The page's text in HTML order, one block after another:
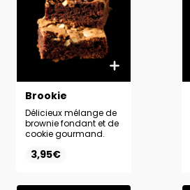
Brookie
Délicieux mélange de
brownie fondant et de
cookie gourmand.
3,95€